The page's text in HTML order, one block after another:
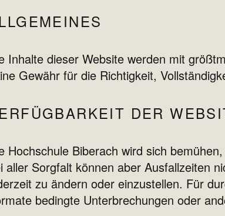
Inhalte dieser Website werden mit
Gewähr für die Richtigkeit,
DER
Hochschule Biberach wird sich
aller Sorgfalt können aber Ausfallzeiten
zu ändern oder einzustellen. Für
bedingte Unterbrechungen oder